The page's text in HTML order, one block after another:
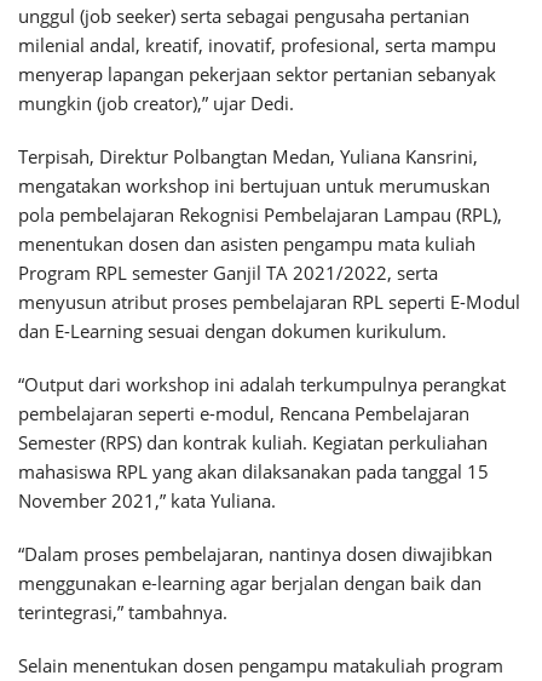
unggul (job seeker) serta sebagai pengusaha pertanian
milenial andal, kreatif, inovatif, profesional, serta mampu
menyerap lapangan pekerjaan sektor pertanian sebanyak
mungkin (job creator),” ujar Dedi.
Terpisah, Direktur Polbangtan Medan, Yuliana Kansrini,
mengatakan workshop ini bertujuan untuk merumuskan
pola pembelajaran Rekognisi Pembelajaran Lampau (RPL),
menentukan dosen dan asisten pengampu mata kuliah
Program RPL semester Ganjil TA 2021/2022, serta
menyusun atribut proses pembelajaran RPL seperti E-Modul
dan E-Learning sesuai dengan dokumen kurikulum.
“Output dari workshop ini adalah terkumpulnya perangkat
pembelajaran seperti e-modul, Rencana Pembelajaran
Semester (RPS) dan kontrak kuliah. Kegiatan perkuliahan
mahasiswa RPL yang akan dilaksanakan pada tanggal 15
November 2021,” kata Yuliana.
“Dalam proses pembelajaran, nantinya dosen diwajibkan
menggunakan e-learning agar berjalan dengan baik dan
terintegrasi,” tambahnya.
Selain menentukan dosen pengampu matakuliah program